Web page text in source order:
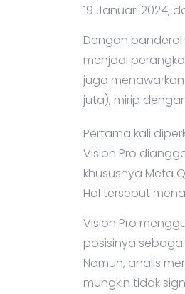
19 Januari 2024,
Dengan banderol
menjadi
juga
juta), mirip
Pertama kali
Vision Pro
khususnya Meta
Hal tersebut
Vision Pro
posisinya
Namun, analis
mungkin tidak